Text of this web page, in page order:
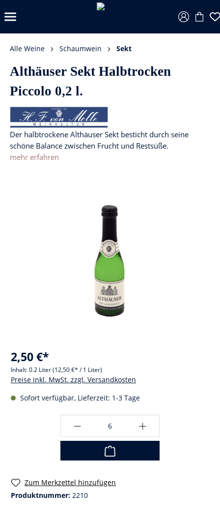
Alle Weine Schaumwein Sekt
Althäuser Sekt Halbtrocken
Piccolo 0,2 l.
Der halbtrockene Althäuser Sekt besticht durch seine
schöne Balance zwischen Frucht und Restsüße.
mehr erfahren
2,50 €*
Inhalt:0.2 Liter(12,50 €* / 1 Liter)
Preise inkl. MwSt. zzgl. Versandkosten
Sofort verfügbar, Lieferzeit: 1-3 Tage
Zum Merkzettel hinzufügen
Produktnummer: 2210